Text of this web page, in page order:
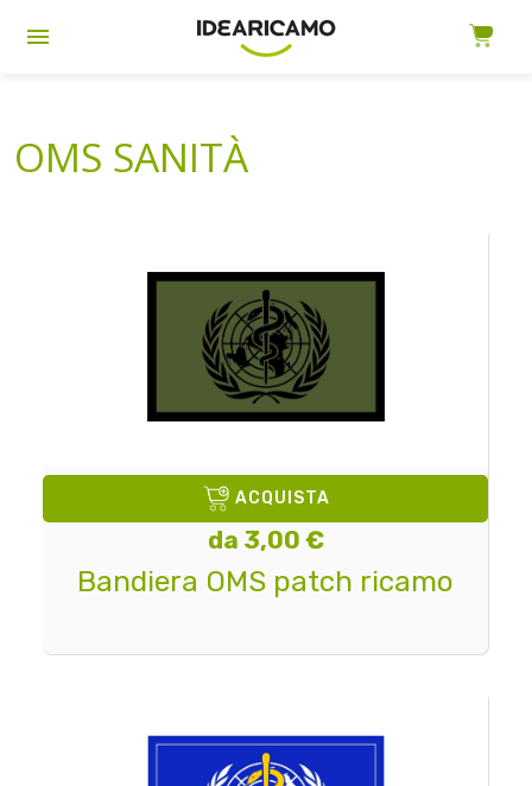
OMS SANITÀ
ACQUISTA
da 3,00 €
Bandiera OMS patch ricamo